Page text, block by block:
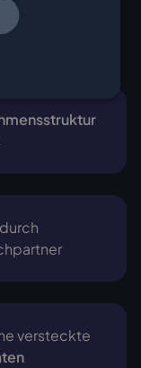
durch
versteckte